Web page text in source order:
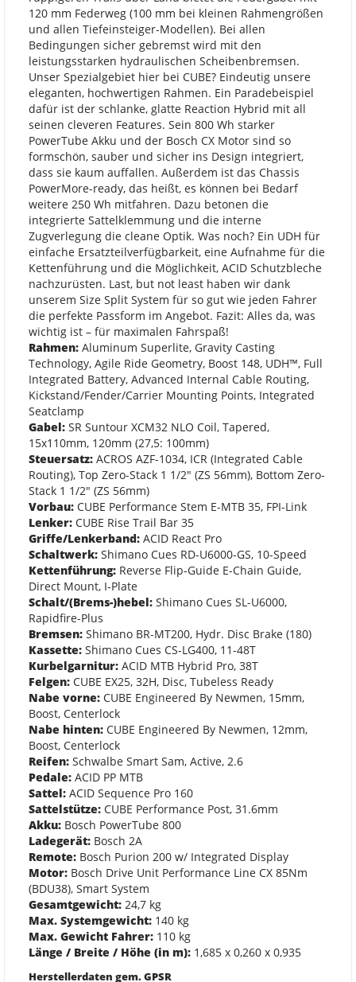
120 mm Federweg (100 mm bei kleinen Rahmengrößen
und allen Tiefeinsteiger-Modellen). Bei allen
Bedingungen sicher gebremst wird mit den
leistungsstarken hydraulischen Scheibenbremsen.
Unser Spezialgebiet hier bei CUBE? Eindeutig unsere
eleganten, hochwertigen Rahmen. Ein Paradebeispiel
dafür ist der schlanke, glatte Reaction Hybrid mit all
seinen cleveren Features. Sein 800 Wh starker
PowerTube Akku und der Bosch CX Motor sind so
formschön, sauber und sicher ins Design integriert,
dass sie kaum auffallen. Außerdem ist das Chassis
PowerMore-ready, das heißt, es können bei Bedarf
weitere 250 Wh mitfahren. Dazu betonen die
integrierte Sattelklemmung und die interne
Zugverlegung die cleane Optik. Was noch? Ein UDH für
einfache Ersatzteilverfügbarkeit, eine Aufnahme für die
Kettenführung und die Möglichkeit, ACID Schutzbleche
nachzurüsten. Last, but not least haben wir dank
unserem Size Split System für so gut wie jeden Fahrer
die perfekte Passform im Angebot. Fazit: Alles da, was
wichtig ist – für maximalen Fahrspaß!
Rahmen: Aluminum Superlite, Gravity Casting
Technology, Agile Ride Geometry, Boost 148, UDH™, Full
Integrated Battery, Advanced Internal Cable Routing,
Kickstand/Fender/Carrier Mounting Points, Integrated
Seatclamp
Gabel: SR Suntour XCM32 NLO Coil, Tapered,
15x110mm, 120mm (27,5: 100mm)
Steuersatz: ACROS AZF-1034, ICR (Integrated Cable
Routing), Top Zero-Stack 1 1/2" (ZS 56mm), Bottom Zero-
Stack 1 1/2" (ZS 56mm)
Vorbau: CUBE Performance Stem E-MTB 35, FPI-Link
Lenker: CUBE Rise Trail Bar 35
Griffe/Lenkerband: ACID React Pro
Schaltwerk: Shimano Cues RD-U6000-GS, 10-Speed
Kettenführung: Reverse Flip-Guide E-Chain Guide,
Direct Mount, I-Plate
Schalt/(Brems-)hebel: Shimano Cues SL-U6000,
Rapidfire-Plus
Bremsen: Shimano BR-MT200, Hydr. Disc Brake (180)
Kassette: Shimano Cues CS-LG400, 11-48T
Kurbelgarnitur: ACID MTB Hybrid Pro, 38T
Felgen: CUBE EX25, 32H, Disc, Tubeless Ready
Nabe vorne: CUBE Engineered By Newmen, 15mm,
Boost, Centerlock
Nabe hinten: CUBE Engineered By Newmen, 12mm,
Boost, Centerlock
Reifen: Schwalbe Smart Sam, Active, 2.6
Pedale: ACID PP MTB
Sattel: ACID Sequence Pro 160
Sattelstütze: CUBE Performance Post, 31.6mm
Akku: Bosch PowerTube 800
Ladegerät: Bosch 2A
Remote: Bosch Purion 200 w/ Integrated Display
Motor: Bosch Drive Unit Performance Line CX 85Nm
(BDU38), Smart System
Gesamtgewicht: 24,7 kg
Max. Systemgewicht: 140 kg
Max. Gewicht Fahrer: 110 kg
Länge / Breite / Höhe (in m): 1,685 x 0,260 x 0,935
Herstellerdaten gem. GPSR